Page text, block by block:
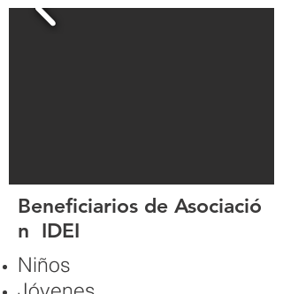
Beneficiarios de Asociació
n IDEI
Niños